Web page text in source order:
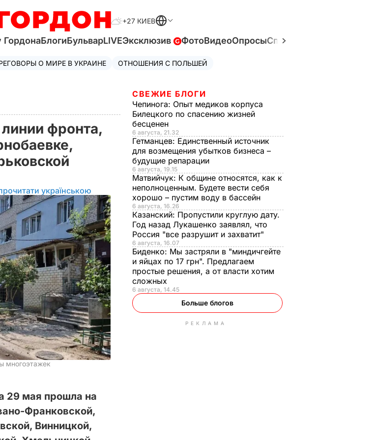
+27 КИЕВ
ГордонаБлогиБульварLIVEЭксклюзив ФотоВидеоОпросыСпецпроекты
О МИРЕ В УКРАИНЕ ОТНОШЕНИЯ С ПОЛЬШЕЙ
фронта,
українською
многоэтажек
29 мая прошла на
Франковской,
Винницкой,
СВЕЖИЕ БЛОГИ
Чепинога: Опыт медиков корпуса
Билецкого по спасению жизней
бесценен
6 августа, 21.32
Гетманцев: Единственный источник
для возмещения убытков бизнеса –
будущие репарации
6 августа, 19.15
Матвийчук: К общине относятся, как к
неполноценным. Будете вести себя
хорошо – пустим воду в бассейн
6 августа, 16.26
Казанский: Пропустили круглую дату.
Год назад Лукашенко заявлял, что
Россия "все разрушит и захватит"
6 августа, 16.07
Биденко: Мы застряли в "миндичгейте
и яйцах по 17 грн". Предлагаем
простые решения, а от власти хотим
сложных
6 августа, 14.45
Больше блогов
РЕКЛАМА